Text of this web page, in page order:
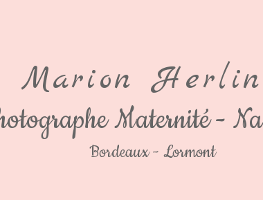
Marion Herlin
Maternité -
Bordeaux - Lormont